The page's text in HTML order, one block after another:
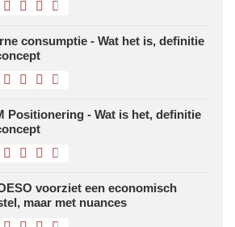
consumptie - Wat het is, definitie
Positionering - Wat is het, definitie
voorziet een economisch
maar met nuances